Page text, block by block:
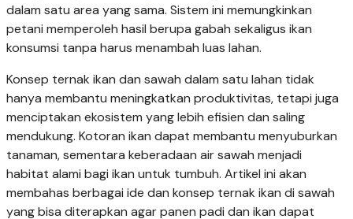
dalam satu area yang sama. Sistem ini memungkinkan
petani memperoleh hasil berupa gabah sekaligus ikan
konsumsi tanpa harus menambah luas lahan.
Konsep ternak ikan dan sawah dalam satu lahan tidak
hanya membantu meningkatkan produktivitas, tetapi juga
menciptakan ekosistem yang lebih efisien dan saling
mendukung. Kotoran ikan dapat membantu menyuburkan
tanaman, sementara keberadaan air sawah menjadi
habitat alami bagi ikan untuk tumbuh. Artikel ini akan
membahas berbagai ide dan konsep ternak ikan di sawah
yang bisa diterapkan agar panen padi dan ikan dapat